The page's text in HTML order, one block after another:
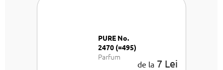
PURE No.
2470 (=495)
Parfum
de la 7 Lei